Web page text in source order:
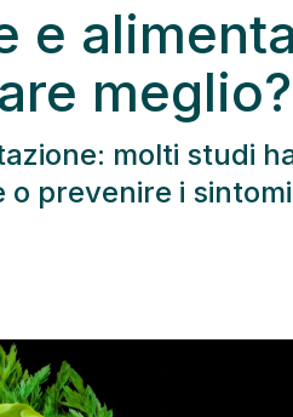
e
meglio?
molti studi
prevenire i